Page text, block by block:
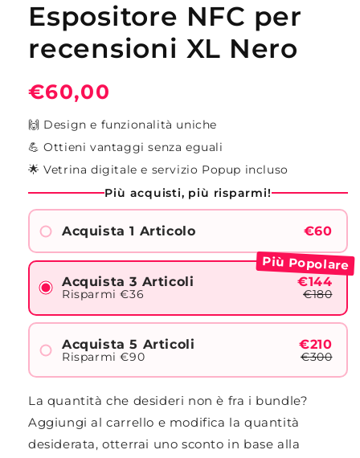
Espositore NFC per
recensioni XL Nero
Prezzo
listino
€60,00
🙌 Design e funzionalità uniche
💪 Ottieni vantaggi senza eguali
🌟 Vetrina digitale e servizio Popup incluso
Più acquisti, più risparmi!
Acquista 1 Articolo €60
Più Popolare
Acquista 3 Articoli
Risparmi €36
€144
€180
Acquista 5 Articoli
Risparmi €90
€210
€300
La quantità che desideri non è fra i bundle?
Aggiungi al carrello e modifica la quantità
desiderata, otterrai uno sconto in base alla